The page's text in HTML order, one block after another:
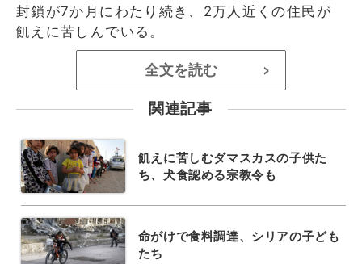
封鎖が7か月にわたり続き、2万人近くの住民が
飢えに苦しんでいる。
全文を読む >
関連記事
飢えに苦しむダマスカスの子供た
ち、犬食認める宗教令も
命がけで食料調達、シリアの子ども
たち